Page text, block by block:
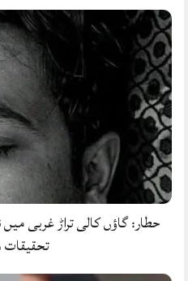
حطار: گاؤں کالی تراڑ غربی